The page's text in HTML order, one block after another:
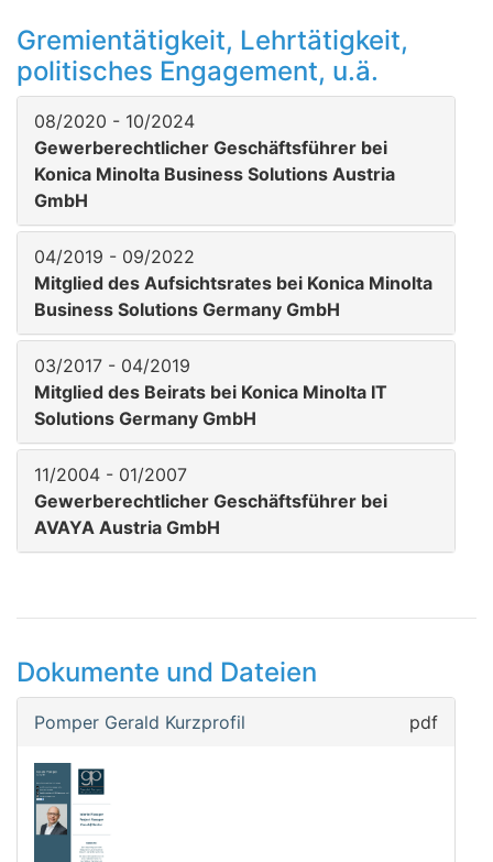
Gremientätigkeit, Lehrtätigkeit,
politisches Engagement, u.ä.
08/2020 - 10/2024
Gewerberechtlicher Geschäftsführer bei
Konica Minolta Business Solutions Austria
GmbH
04/2019 - 09/2022
Mitglied des Aufsichtsrates bei Konica Minolta
Business Solutions Germany GmbH
03/2017 - 04/2019
Mitglied des Beirats bei Konica Minolta IT
Solutions Germany GmbH
11/2004 - 01/2007
Gewerberechtlicher Geschäftsführer bei
AVAYA Austria GmbH
Dokumente und Dateien
Pomper Gerald Kurzprofil pdf